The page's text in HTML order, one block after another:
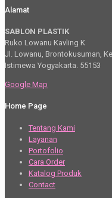
Alamat
SABLON PLASTIK
Ruko Lowanu Kavling K
Jl. Lowanu, Brontokusuman,
Istimewa Yogyakarta. 55153
Google Map
Home Page
Tentang Kami
Layanan
Portofolio
Cara Order
Katalog Produk
Contact